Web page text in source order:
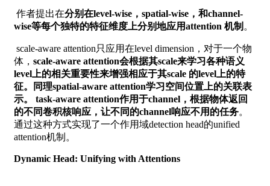
​ 作者提出在分别在level-wise，spatial-wise，和channel-
wise等每个独特的特征维度上分别地应用attention 机制 。
​ scale-aware attention只应用在level dimension，对于一个物
体， scale-aware attention会根据其scale来学习各种语义
level上的相关重要性来增强相应于其scale 的level上的特
征。同理spatial-aware attention学习空间位置上的关联表
示。 task-aware attention作用于channel，根据物体返回
的不同卷积核响应，让不同的channel响应不用的任务。
通过这种方式实现了一个作用域detection head的unified
attention机制。
Dynamic Head: Unifying with Attentions